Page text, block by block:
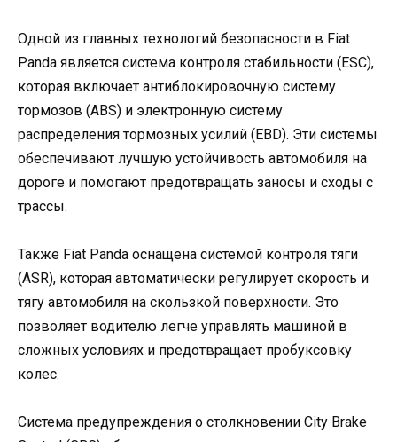
Одной из главных технологий безопасности в Fiat
Panda является система контроля стабильности (ESC),
которая включает антиблокировочную систему
тормозов (ABS) и электронную систему
распределения тормозных усилий (EBD). Эти системы
обеспечивают лучшую устойчивость автомобиля на
дороге и помогают предотвращать заносы и сходы с
трассы.
Также Fiat Panda оснащена системой контроля тяги
(ASR), которая автоматически регулирует скорость и
тягу автомобиля на скользкой поверхности. Это
позволяет водителю легче управлять машиной в
сложных условиях и предотвращает пробуксовку
колес.
Система предупреждения о столкновении City Brake